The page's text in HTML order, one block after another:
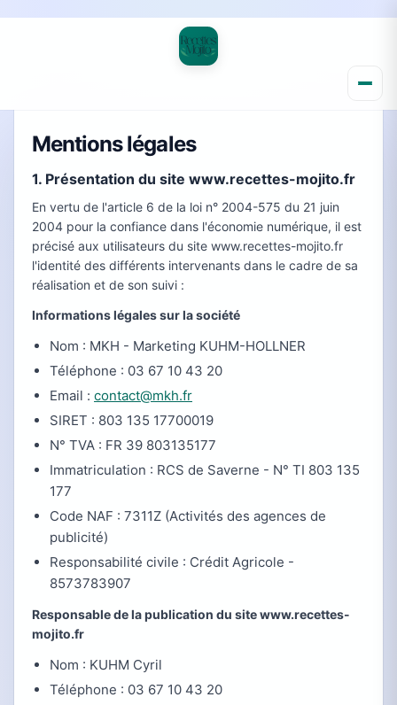
Mentions légales
1. Présentation du site www.recettes-mojito.fr
En vertu de l'article 6 de la loi n° 2004-575 du 21 juin
2004 pour la confiance dans l'économie numérique, il est
précisé aux utilisateurs du site www.recettes-mojito.fr
l'identité des différents intervenants dans le cadre de sa
réalisation et de son suivi :
Informations légales sur la société
Nom : MKH - Marketing KUHM-HOLLNER
Téléphone : 03 67 10 43 20
Email : contact@mkh.fr
SIRET : 803 135 17700019
N° TVA : FR 39 803135177
Immatriculation : RCS de Saverne - N° TI 803 135
177
Code NAF : 7311Z (Activités des agences de
publicité)
Responsabilité civile : Crédit Agricole -
8573783907
Responsable de la publication du site www.recettes-
mojito.fr
Nom : KUHM Cyril
Téléphone : 03 67 10 43 20